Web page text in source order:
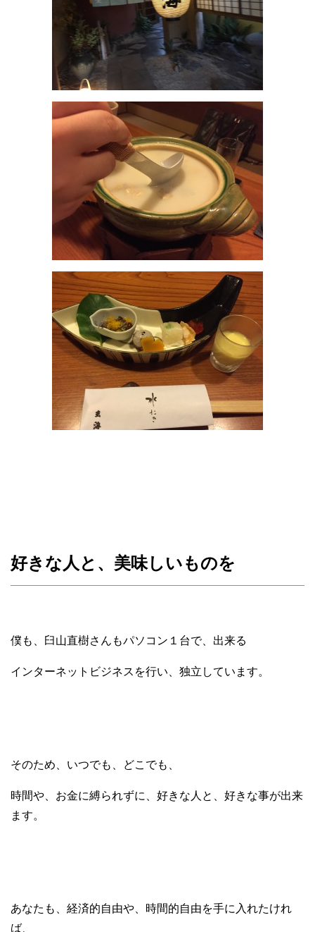
好きな人と、美味しいものを
僕も、臼山直樹さんもパソコン１台で、出来る
インターネットビジネスを行い、独立しています。
そのため、いつでも、どこでも、
時間や、お金に縛られずに、好きな人と、好きな事が出来
ます。
あなたも、経済的自由や、時間的自由を手に入れたけれ
ば、